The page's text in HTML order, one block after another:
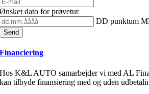
Ønsket dato for prøvetur
DD punktum
Financiering
Hos K&L AUTO samarbejder vi med AL
kan tilbyde finansiering med og uden